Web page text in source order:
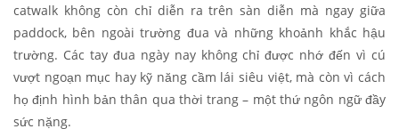
catwalk không còn chỉ diễn ra trên sàn diễn mà ngay giữa
paddock, bên ngoài trường đua và những khoảnh khắc hậu
trường. Các tay đua ngày nay không chỉ được nhớ đến vì cú
vượt ngoạn mục hay kỹ năng cầm lái siêu việt, mà còn vì cách
họ định hình bản thân qua thời trang – một thứ ngôn ngữ đầy
sức nặng.